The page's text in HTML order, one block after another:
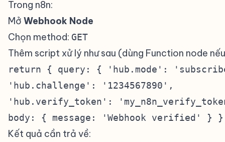
Trong n8n:
Mở Webhook Node
Chọn method: GET
Thêm script xử lý như sau (dùng Function node
return { query: { 'hub.mode':
'hub.challenge': '1234567890',
'hub.verify_token':
body: { message: 'Webhook verified' } }
Kết quả cần trả về: